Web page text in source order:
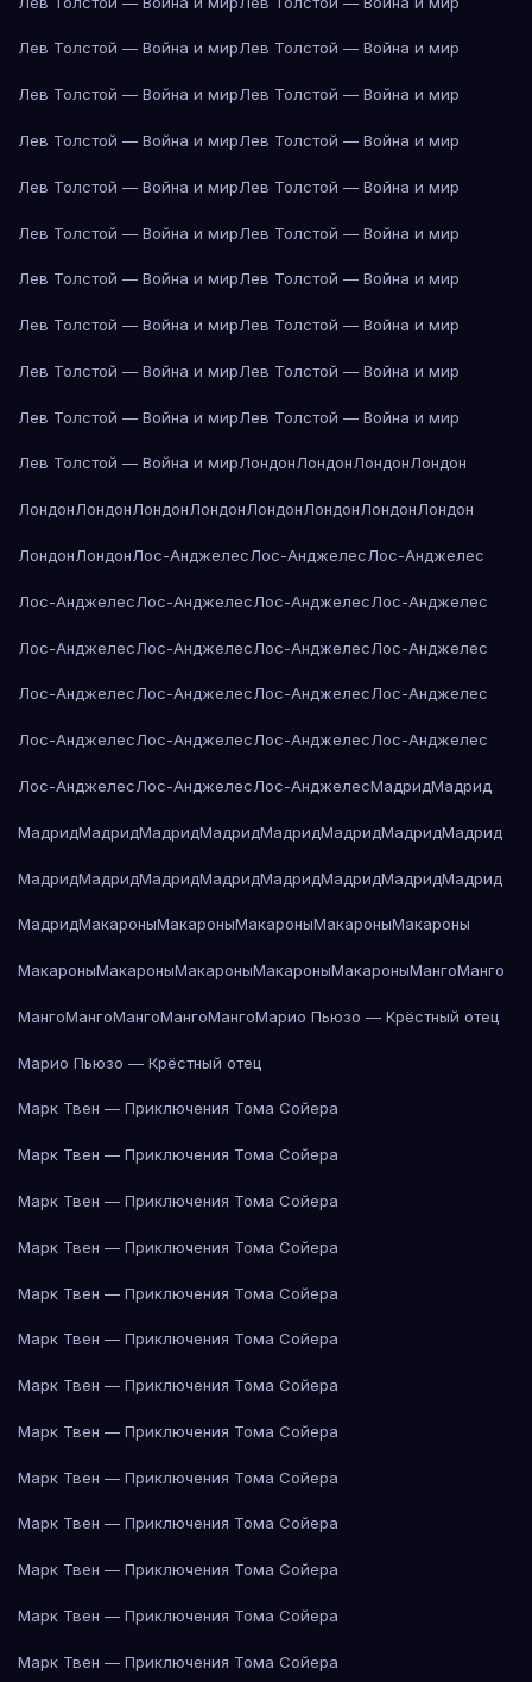
Лев Толстой — Война и мирЛев Толстой — Война и мир
Лев Толстой — Война и мирЛев Толстой — Война и мир
Лев Толстой — Война и мирЛев Толстой — Война и мир
Лев Толстой — Война и мирЛев Толстой — Война и мир
Лев Толстой — Война и мирЛев Толстой — Война и мир
Лев Толстой — Война и мирЛев Толстой — Война и мир
Лев Толстой — Война и мирЛев Толстой — Война и мир
Лев Толстой — Война и мирЛев Толстой — Война и мир
Лев Толстой — Война и мирЛев Толстой — Война и мир
Лев Толстой — Война и мирЛондонЛондонЛондонЛондон
ЛондонЛондонЛондонЛондонЛондонЛондонЛондонЛондон
ЛондонЛондонЛос-АнджелесЛос-АнджелесЛос-Анджелес
Лос-АнджелесЛос-АнджелесЛос-АнджелесЛос-Анджелес
Лос-АнджелесЛос-АнджелесЛос-АнджелесЛос-Анджелес
Лос-АнджелесЛос-АнджелесЛос-АнджелесЛос-Анджелес
Лос-АнджелесЛос-АнджелесЛос-АнджелесЛос-Анджелес
Лос-АнджелесЛос-АнджелесЛос-АнджелесМадридМадрид
МадридМадридМадридМадридМадридМадридМадридМадрид
МадридМадридМадридМадридМадридМадридМадридМадрид
МадридМакароныМакароныМакароныМакароныМакароны
МакароныМакароныМакароныМакароныМакароныМангоМанго
МангоМангоМангоМангоМангоМарио Пьюзо — Крёстный отец
Марио Пьюзо — Крёстный отец
Марк Твен — Приключения Тома Сойера
Марк Твен — Приключения Тома Сойера
Марк Твен — Приключения Тома Сойера
Марк Твен — Приключения Тома Сойера
Марк Твен — Приключения Тома Сойера
Марк Твен — Приключения Тома Сойера
Марк Твен — Приключения Тома Сойера
Марк Твен — Приключения Тома Сойера
Марк Твен — Приключения Тома Сойера
Марк Твен — Приключения Тома Сойера
Марк Твен — Приключения Тома Сойера
Марк Твен — Приключения Тома Сойера
Марк Твен — Приключения Тома Сойера